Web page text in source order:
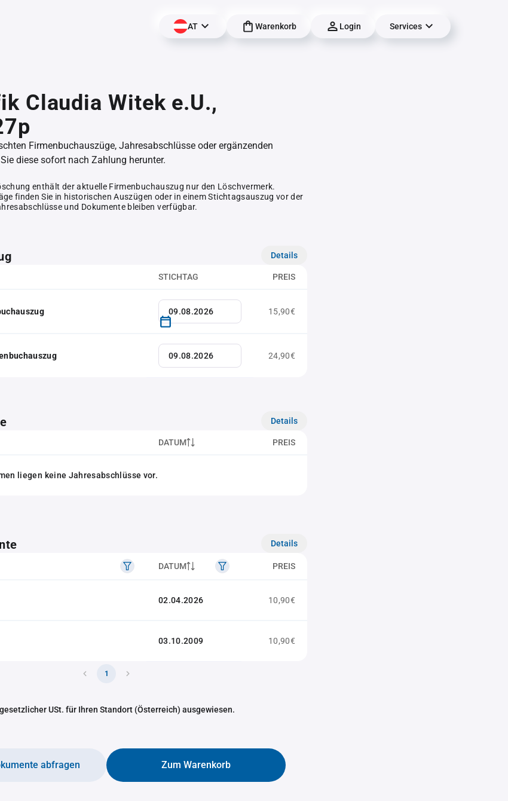
AT Warenkorb Login Services
Claudia Witek e.U.,
Firmenbuchauszüge, Jahresabschlüsse oder ergänzenden
diese sofort nach Zahlung herunter.
enthält der aktuelle Firmenbuchauszug nur den Löschvermerk.
finden Sie in historischen Auszügen oder in einem Stichtagsauszug vor der
und Dokumente bleiben verfügbar.
Details
STICHTAG PREIS
15,90€
24,90€
Details
DATUM PREIS
liegen keine Jahresabschlüsse vor.
Details
DATUM PREIS
02.04.2026 10,90€
03.10.2009 10,90€
1
USt. für Ihren Standort (Österreich) ausgewiesen.
Zum Warenkorb
abfragen